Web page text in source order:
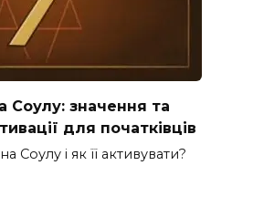
Соулу: значення та
для початківців
Соулу і як її активувати?